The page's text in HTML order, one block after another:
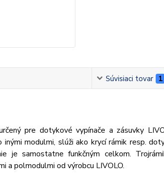
Súvisiaci tovar 1
pre dotykové vypínače a zásuvky
inými modulmi, slúži ako krycí rámik resp.
je samostatne funkčným celkom.
a polmodulmi od výrobcu LIVOLO.